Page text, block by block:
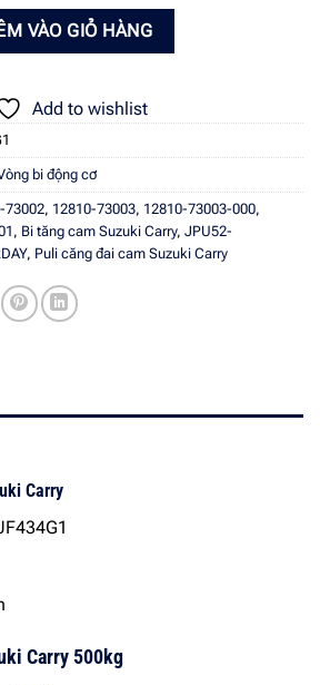
Carry - NTN JPU52-128+JF434G1 số lượng
VÀO GIỎ HÀNG
Add to wishlist
bi động cơ
73002, 12810-73003, 12810-73003-000,
, Bi tăng cam Suzuki Carry, JPU52-
, Puli căng đai cam Suzuki Carry
Carry
Carry 500kg